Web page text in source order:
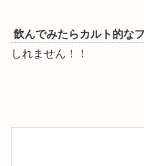
飲んでみたらカルト的な
しれません！！